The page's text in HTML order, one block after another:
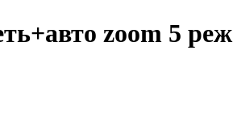
zoom 5 реж